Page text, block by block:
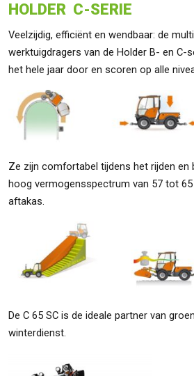
HOLDER C-SERIE
Veelzijdig, efficiënt en wendbaar: de
werktuigdragers van de Holder B- en C-
het hele jaar door en scoren op alle
Ze zijn comfortabel tijdens het rijden en
hoog vermogensspectrum van 57 tot
aftakas.
De C 65 SC is de ideale partner van
winterdienst.